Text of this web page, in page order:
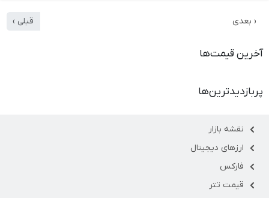
قبلی › ‹ بعدی
آخرین قیمت‌ها
پربازدیدترین‌ها
نقشه بازار
ارزهای دیجیتال
فارکس
قیمت تتر